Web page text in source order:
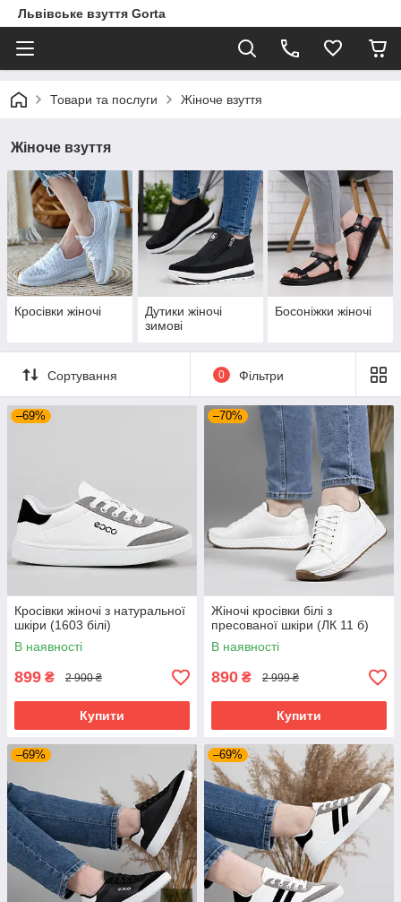
Львівське взуття Gorta
Товари та послуги Жіноче взуття
Жіноче взуття
Кросівки жіночі
Дутики жіночі
зимові
Босоніжки жіночі
Сортування 0 Фільтри
–69%
Кросівки жіночі з натуральної
шкіри (1603 білі)
В наявності
899 ₴ 2 900 ₴
Купити
–70%
Жіночі кросівки білі з
пресованої шкіри (ЛК 11 б)
В наявності
890 ₴ 2 999 ₴
Купити
–69% –69%